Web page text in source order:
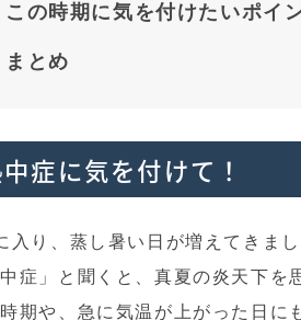
この時期に気を付けたいポイ
まとめ
症に気を付けて！
入り、蒸し暑い日が増えてきまし
中症」と聞くと、真夏の炎天下
期や、急に気温が上がった日に